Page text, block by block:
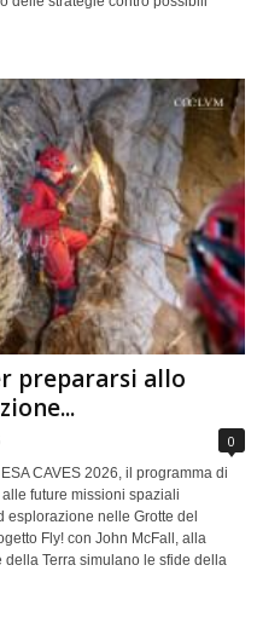
prepararsi allo
0
CAVES 2026, il programma di
future missioni spaziali
nelle Grotte del
Fly! con John McFall, alla
Terra simulano le sfide della